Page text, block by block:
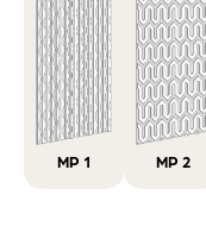
MP 1 MP 2